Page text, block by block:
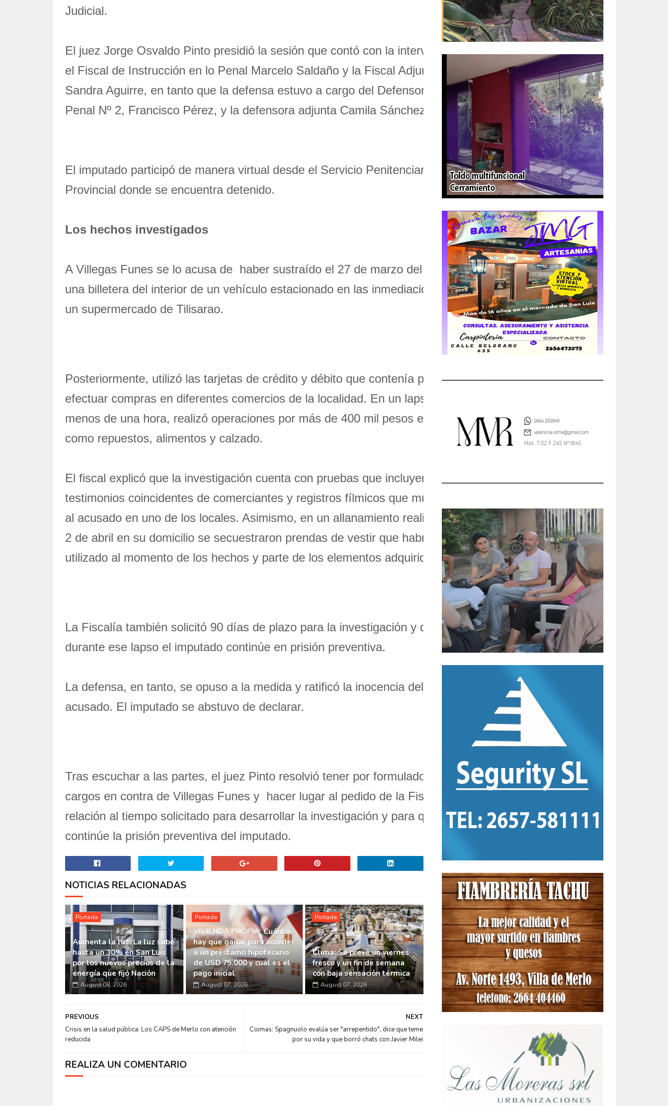
Judicial.
El juez Jorge Osvaldo Pinto presidió la sesión que contó con la intervinieron
el Fiscal de Instrucción en lo Penal Marcelo Saldaño y la Fiscal Adjunta
Sandra Aguirre, en tanto que la defensa estuvo a cargo del Defensor Oficial
Penal Nº 2, Francisco Pérez, y la defensora adjunta Camila Sánchez.
El imputado participó de manera virtual desde el Servicio Penitenciario
Provincial donde se encuentra detenido.
Los hechos investigados
A Villegas Funes se lo acusa de haber sustraído el 27 de marzo del 2025
una billetera del interior de un vehículo estacionado en las inmediaciones de
un supermercado de Tilisarao.
Posteriormente, utilizó las tarjetas de crédito y débito que contenía para
efectuar compras en diferentes comercios de la localidad. En un lapso de
menos de una hora, realizó operaciones por más de 400 mil pesos en rubros
como repuestos, alimentos y calzado.
El fiscal explicó que la investigación cuenta con pruebas que incluyen
testimonios coincidentes de comerciantes y registros fílmicos que muestran
al acusado en uno de los locales. Asimismo, en un allanamiento realizado el
2 de abril en su domicilio se secuestraron prendas de vestir que habría
utilizado al momento de los hechos y parte de los elementos adquiridos.
La Fiscalía también solicitó 90 días de plazo para la investigación y que
durante ese lapso el imputado continúe en prisión preventiva.
La defensa, en tanto, se opuso a la medida y ratificó la inocencia del
acusado. El imputado se abstuvo de declarar.
Tras escuchar a las partes, el juez Pinto resolvió tener por formulados los
cargos en contra de Villegas Funes y hacer lugar al pedido de la Fiscalía en
relación al tiempo solicitado para desarrollar la investigación y para que
continúe la prisión preventiva del imputado.
NOTICIAS RELACIONADAS
Portada
Aumenta la luz: La luz sube
hasta un 30% en San Luis
por los nuevos precios de la
energía que fijó Nación
August 08, 2026
Portada
VIVIENDA PROPIA: Cuánto
hay que ganar para acceder
a un préstamo hipotecario
de USD 75.000 y cuál es el
pago inicial
August 07, 2026
Portada
Clima: Se prevé un viernes
fresco y un fin de semana
con baja sensación térmica
August 07, 2026
NEXT
Coimas: Spagnuolo evalúa ser "arrepentido", dice que teme
por su vida y que borró chats con Javier Milei
PREVIOUS
Crisis en la salud pública: Los CAPS de Merlo con atención
reducida
REALIZA UN COMENTARIO